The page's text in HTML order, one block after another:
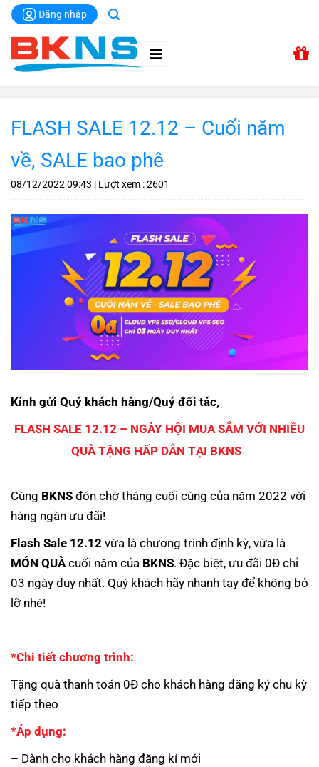
Chuyển
đến
dung
Đăng nhập
FLASH SALE 12.12 – Cuối năm
về, SALE bao phê
08/12/2022 09:43 | Lượt xem : 2601
Kính gửi Quý khách hàng/Quý đối tác,
FLASH SALE 12.12 – NGÀY HỘI MUA SẮM VỚI NHIỀU
QUÀ TẶNG HẤP DẪN TẠI BKNS
Cùng BKNS đón chờ tháng cuối cùng của năm 2022 với
hàng ngàn ưu đãi!
Flash Sale 12.12 vừa là chương trình định kỳ, vừa là
MÓN QUÀcuối năm của BKNS. Đặc biệt, ưu đãi 0Đ chỉ
03 ngày duy nhất. Quý khách hãy nhanh tay để không bỏ
lỡ nhé!
*Chi tiết chương trình:
Tặng quà thanh toán 0Đ cho khách hàng đăng ký chu kỳ
tiếp theo
*Áp dụng:
– Dành cho khách hàng đăng kí mới